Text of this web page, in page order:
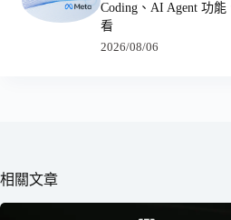
Coding、AI Agent 功
看
2026/08/06
相關文章